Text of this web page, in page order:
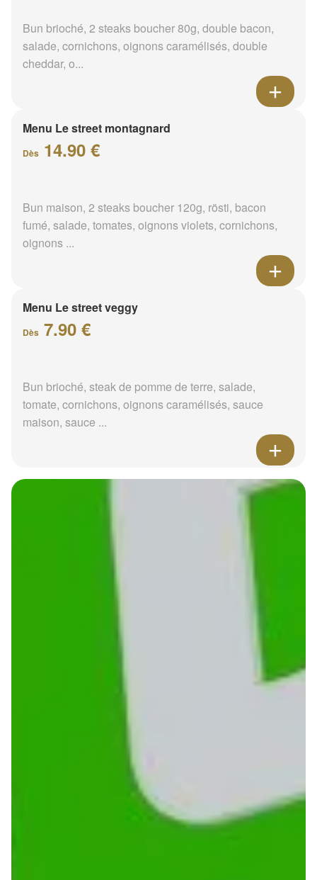
Bun brioché, 2 steaks boucher 80g, double bacon,
salade, cornichons, oignons caramélisés, double
cheddar, o...
Menu Le street montagnard
Dès 14.90 €
Bun maison, 2 steaks boucher 120g, rösti, bacon
fumé, salade, tomates, oignons violets, cornichons,
oignons ...
Menu Le street veggy
Dès 7.90 €
Bun brioché, steak de pomme de terre, salade,
tomate, cornichons, oignons caramélisés, sauce
maison, sauce ...